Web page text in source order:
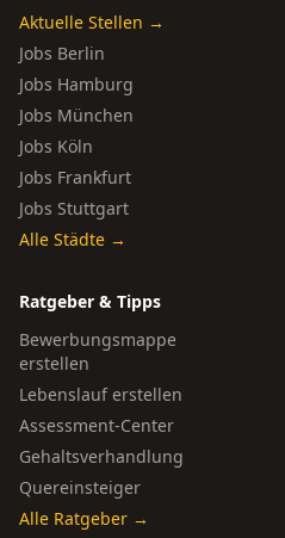
Aktuelle Stellen →
Jobs Berlin
Jobs Hamburg
Jobs München
Jobs Köln
Jobs Frankfurt
Jobs Stuttgart
Alle Städte →
Ratgeber & Tipps
Bewerbungsmappe
erstellen
Lebenslauf erstellen
Assessment-Center
Gehaltsverhandlung
Quereinsteiger
Alle Ratgeber →